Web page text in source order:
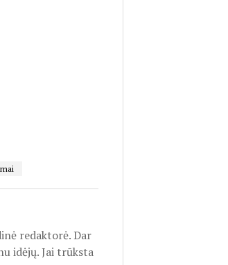
redaktorė. Dar
idėjų. Jai trūksta